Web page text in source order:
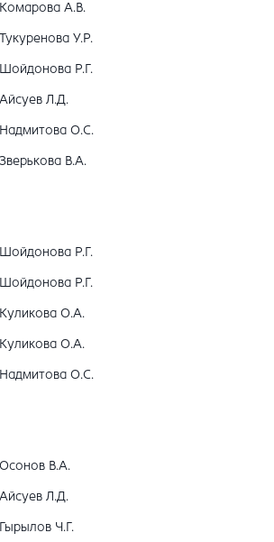
Комарова А.В.
Тукуренова У.Р.
Шойдонова Р.Г.
Айсуев Л.Д.
Надмитова О.С.
Зверькова В.А.
Шойдонова Р.Г.
Шойдонова Р.Г.
Куликова О.А.
Куликова О.А.
Надмитова О.С.
Осонов В.А.
Айсуев Л.Д.
Гырылов Ч.Г.